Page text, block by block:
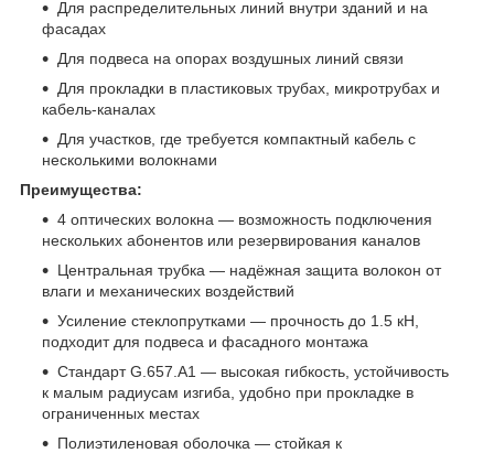
Для распределительных линий внутри зданий и на
фасадах
Для подвеса на опорах воздушных линий связи
Для прокладки в пластиковых трубах, микротрубах и
кабель‑каналах
Для участков, где требуется компактный кабель с
несколькими волокнами
Преимущества:
4 оптических волокна — возможность подключения
нескольких абонентов или резервирования каналов
Центральная трубка — надёжная защита волокон от
влаги и механических воздействий
Усиление стеклопрутками — прочность до 1.5 кН,
подходит для подвеса и фасадного монтажа
Стандарт G.657.A1 — высокая гибкость, устойчивость
к малым радиусам изгиба, удобно при прокладке в
ограниченных местах
Полиэтиленовая оболочка — стойкая к